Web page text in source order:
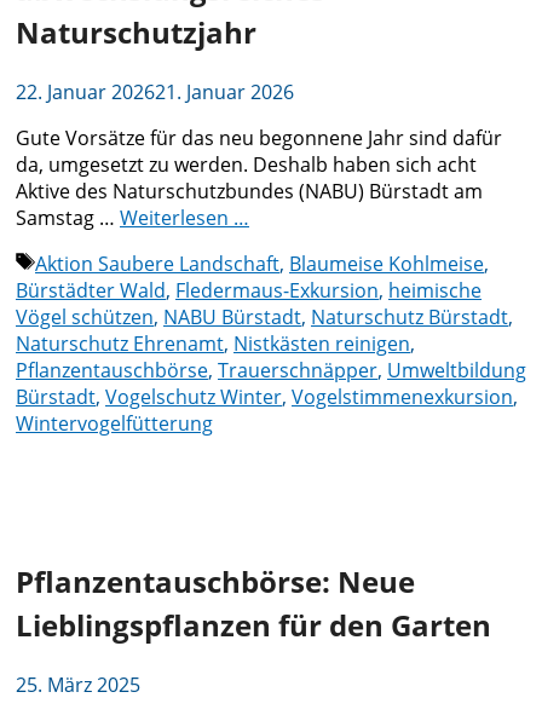
Naturschutzjahr
22. Januar 202621. Januar 2026
Gute Vorsätze für das neu begonnene Jahr sind dafür
da, umgesetzt zu werden. Deshalb haben sich acht
Aktive des Naturschutzbundes (NABU) Bürstadt am
Samstag … Weiterlesen …
Schlagwörter
Aktion Saubere Landschaft, Blaumeise Kohlmeise,
Bürstädter Wald, Fledermaus-Exkursion, heimische
Vögel schützen, NABU Bürstadt, Naturschutz Bürstadt,
Naturschutz Ehrenamt, Nistkästen reinigen,
Pflanzentauschbörse, Trauerschnäpper, Umweltbildung
Bürstadt, Vogelschutz Winter, Vogelstimmenexkursion,
Wintervogelfütterung
Pflanzentauschbörse: Neue
Lieblingspflanzen für den Garten
25. März 2025